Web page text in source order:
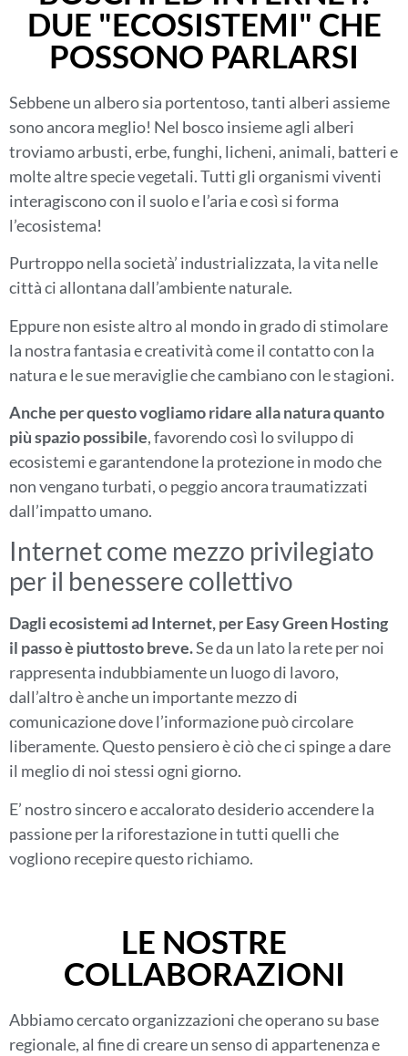
DUE "ECOSISTEMI" CHE
POSSONO PARLARSI
Sebbene un albero sia portentoso, tanti alberi assieme
sono ancora meglio! Nel bosco insieme agli alberi
troviamo arbusti, erbe, funghi, licheni, animali, batteri e
molte altre specie vegetali. Tutti gli organismi viventi
interagiscono con il suolo e l’aria e così si forma
l’ecosistema!
Purtroppo nella società’ industrializzata, la vita nelle
città ci allontana dall’ambiente naturale.
Eppure non esiste altro al mondo in grado di stimolare
la nostra fantasia e creatività come il contatto con la
natura e le sue meraviglie che cambiano con le stagioni.
Anche per questo vogliamo ridare alla natura quanto
più spazio possibile, favorendo così lo sviluppo di
ecosistemi e garantendone la protezione in modo che
non vengano turbati, o peggio ancora traumatizzati
dall’impatto umano.
Internet come mezzo privilegiato
per il benessere collettivo
Dagli ecosistemi ad Internet, per Easy Green Hosting
il passo è piuttosto breve.Se da un lato la rete per noi
rappresenta indubbiamente un luogo di lavoro,
dall’altro è anche un importante mezzo di
comunicazione dove l’informazione può circolare
liberamente. Questo pensiero è ciò che ci spinge a dare
il meglio di noi stessi ogni giorno.
E’ nostro sincero e accalorato desiderio accendere la
passione per la riforestazione in tutti quelli che
vogliono recepire questo richiamo.
LE NOSTRE
COLLABORAZIONI
Abbiamo cercato organizzazioni che operano su base
regionale, al fine di creare un senso di appartenenza e